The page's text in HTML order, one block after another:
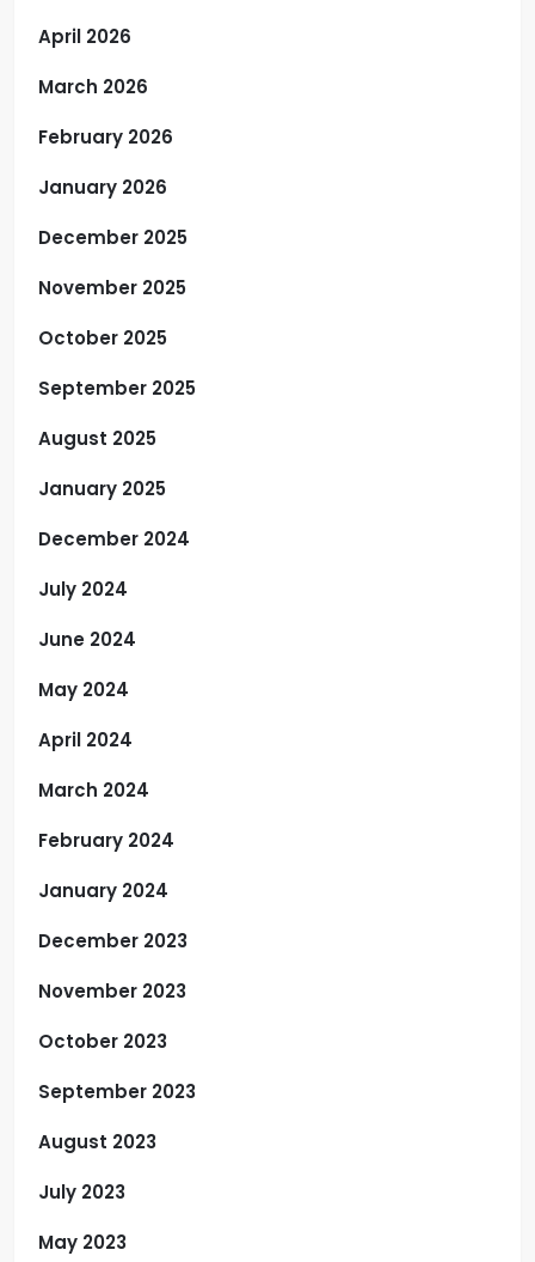
April 2026
March 2026
February 2026
January 2026
December 2025
November 2025
October 2025
September 2025
August 2025
January 2025
December 2024
July 2024
June 2024
May 2024
April 2024
March 2024
February 2024
January 2024
December 2023
November 2023
October 2023
September 2023
August 2023
July 2023
May 2023